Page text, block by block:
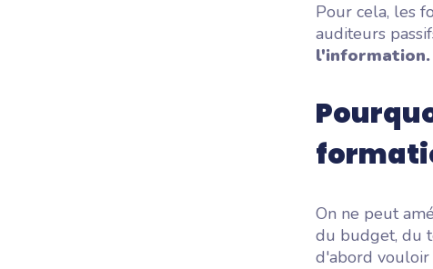
Pour cela, les
auditeurs
l'information.
On ne peut
du budget, du
d'abord vouloir